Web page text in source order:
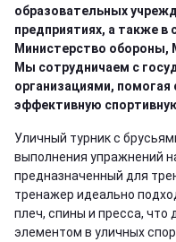
образовательных
предприятиях, а также в
Министерство
Мы сотрудничаем с
организациями,
эффективную
Уличный турник с
выполнения упражнений
предназначенный для
тренажер идеально
плеч, спины и пресса,
элементом в уличных